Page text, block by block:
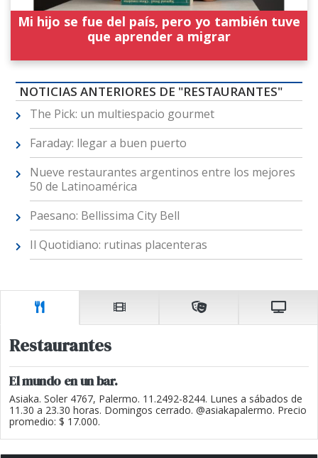
Mi hijo se fue del país, pero yo también tuve
que aprender a migrar
NOTICIAS ANTERIORES DE "RESTAURANTES"
The Pick: un multiespacio gourmet
Faraday: llegar a buen puerto
Nueve restaurantes argentinos entre los mejores
50 de Latinoamérica
Paesano: Bellissima City Bell
Il Quotidiano: rutinas placenteras
Restaurantes
El mundo en un bar.
Asiaka. Soler 4767, Palermo. 11.2492-8244. Lunes a sábados de
11.30 a 23.30 horas. Domingos cerrado. @asiakapalermo. Precio
promedio: $ 17.000.